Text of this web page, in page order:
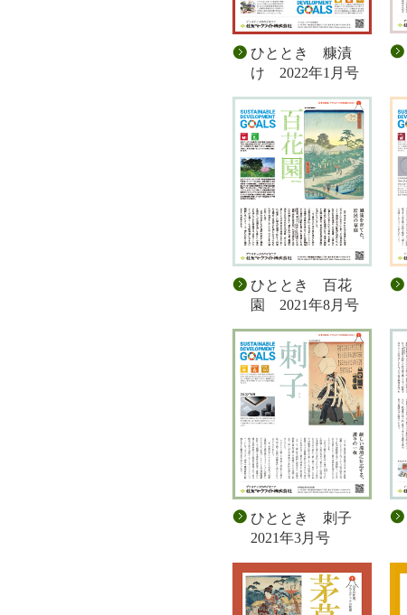
ひととき 糠漬
け 2022年1月号
ひととき 百花
園 2021年8月号
ひととき 刺子
2021年3月号